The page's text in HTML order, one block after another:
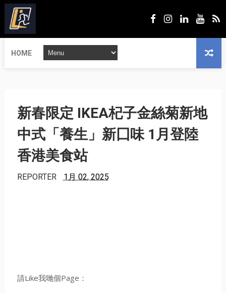
HOME
新春限定 IKEA杞子金絲菊新地
中式「養生」新囗味 1月登陸
香港美食站
REPORTER 1月 02, 2025
請Like我哋個Page：